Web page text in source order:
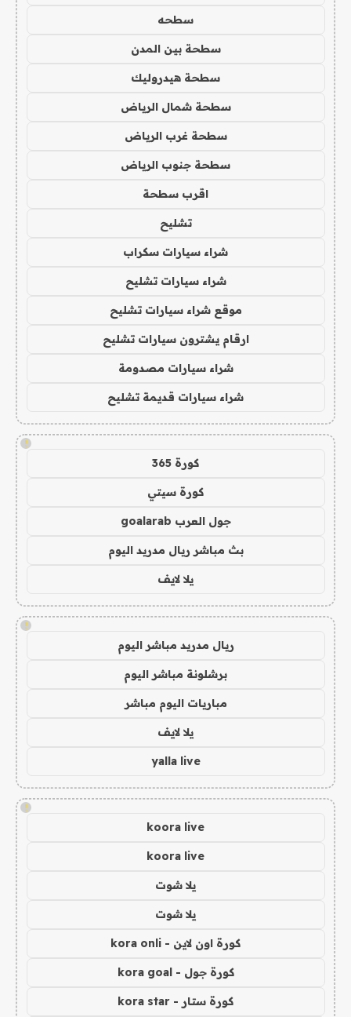
سطحه
سطحة بين المدن
سطحة هيدروليك
سطحة شمال الرياض
سطحة غرب الرياض
سطحة جنوب الرياض
اقرب سطحة
تشليح
شراء سيارات سكراب
شراء سيارات تشليح
موقع شراء سيارات تشليح
ارقام يشترون سيارات تشليح
شراء سيارات مصدومة
شراء سيارات قديمة تشليح
!
كورة 365
كورة سيتي
جول العرب goalarab
بث مباشر ريال مدريد اليوم
يلا لايف
!
ريال مدريد مباشر اليوم
برشلونة مباشر اليوم
مباريات اليوم مباشر
يلا لايف
yalla live
!
koora live
koora live
يلا شوت
يلا شوت
كورة اون لاين - kora onli
كورة جول - kora goal
كورة ستار - kora star